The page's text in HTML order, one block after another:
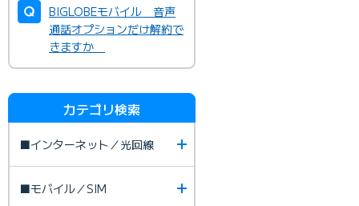
BIGLOBEモバイル 音声
通話オプションだけ解約で
きますか
カテゴリ検索
■インターネット／光回線
■モバイル／SIM